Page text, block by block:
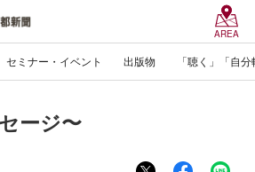
AREA
セミナー・イベント 出版物 「聴く」「自
ージ〜